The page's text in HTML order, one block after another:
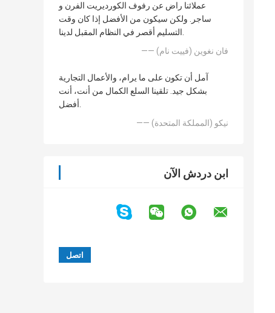
عملائنا راض عن رفوف الكورديريت الفرن و
ساجر. ولكن سيكون من الأفضل إذا كان وقت
التسليم أقصر في النظام المقبل لدينا.
—— فان نغوين (فييت نام)
آمل أن تكون على ما يرام، والأعمال التجارية
بشكل جيد. تلقينا السلع الكمال من أنت، أنت
أفضل.
—— نيكو (المملكة المتحدة)
ابن دردش الآن